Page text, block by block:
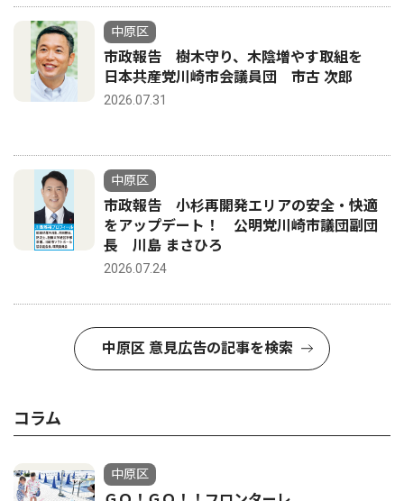
中原区
市政報告 樹木守り、木陰増やす取組を
日本共産党川崎市会議員団 市古 次郎
2026.07.31
中原区
市政報告 小杉再開発エリアの安全・快適
をアップデート！ 公明党川崎市議団副団
長 川島 まさひろ
2026.07.24
中原区 意見広告の記事を検索
コラム
中原区